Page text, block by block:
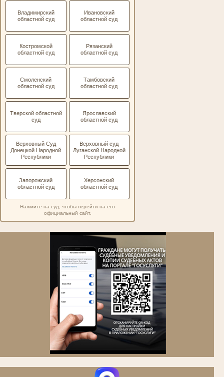
Владимирский
областной суд
Ивановский
областной суд
Костромской
областной суд
Рязанский
областной суд
Смоленский
областной суд
Тамбовский
областной суд
Тверской областной
суд
Ярославский
областной суд
Верховный Суд
Донецкой Народной
Республики
Верховный суд
Луганской Народной
Республики
Запорожский
областной суд
Херсонский
областной суд
Нажмите на суд, чтобы перейти на его
официальный сайт.